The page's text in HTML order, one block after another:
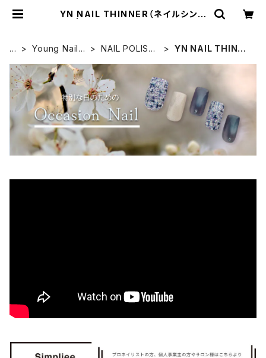
YN NAIL THINNER（ネイルシンナ
H
M
E
Young Nails
ズ）
NAIL POLISH
ュ）
YN NAIL THINNE